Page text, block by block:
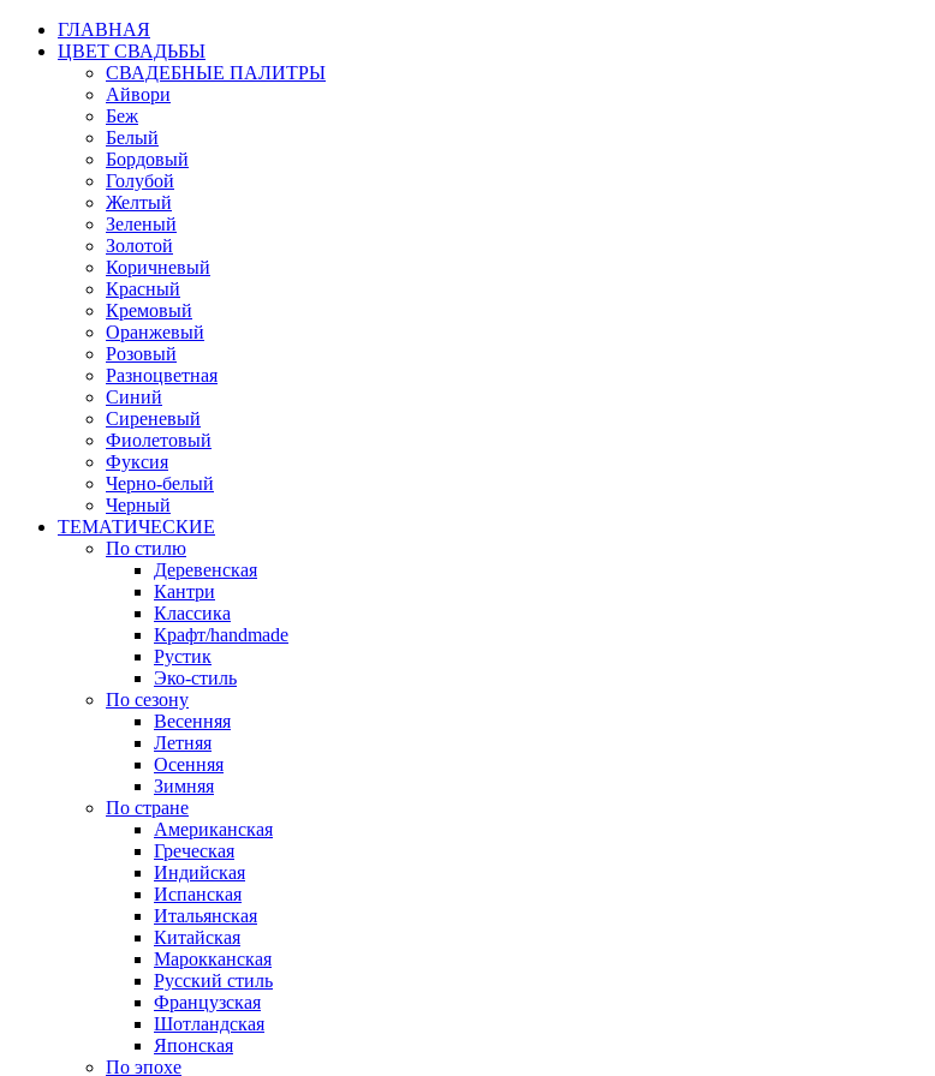
ГЛАВНАЯ
ЦВЕТ СВАДЬБЫ
СВАДЕБНЫЕ ПАЛИТРЫ
Айвори
Беж
Белый
Бордовый
Голубой
Желтый
Зеленый
Золотой
Коричневый
Красный
Кремовый
Оранжевый
Розовый
Разноцветная
Синий
Сиреневый
Фиолетовый
Фуксия
Черно-белый
Черный
ТЕМАТИЧЕСКИЕ
По стилю
Деревенская
Кантри
Классика
Крафт/handmade
Рустик
Эко-стиль
По сезону
Весенняя
Летняя
Осенняя
Зимняя
По стране
Американская
Греческая
Индийская
Испанская
Итальянская
Китайская
Марокканская
Русский стиль
Французская
Шотландская
Японская
По эпохе